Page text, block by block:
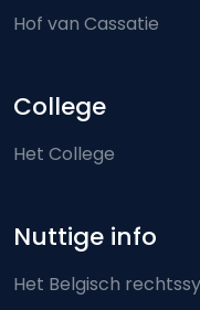
Hof van Cassatie
College
Het College
Nuttige info
Het Belgisch